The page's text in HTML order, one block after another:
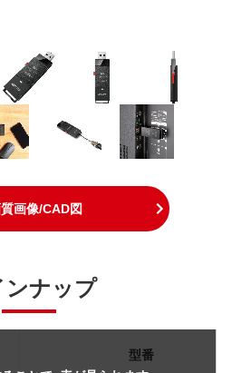
画像/CAD図
ンナップ
型番